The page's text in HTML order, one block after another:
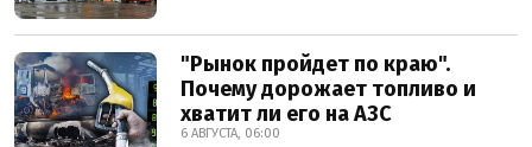
"Рынок пройдет по краю".
Почему дорожает топливо и
хватит ли его на АЗС
6 АВГУСТА, 06:00